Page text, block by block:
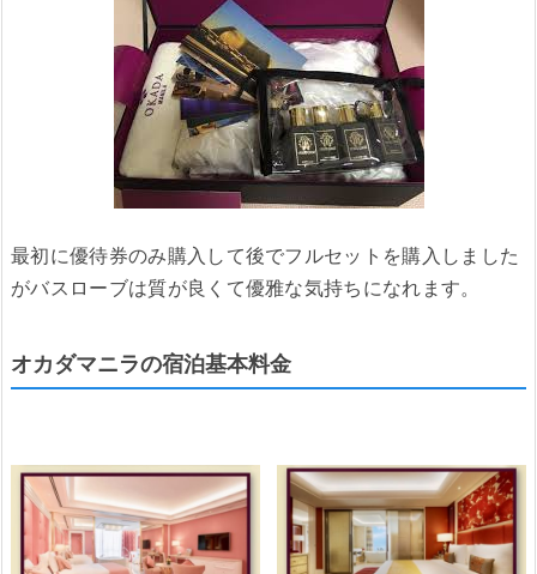
最初に優待券のみ購入して後でフルセットを購入しました
がバスローブは質が良くて優雅な気持ちになれます。
オカダマニラの宿泊基本料金